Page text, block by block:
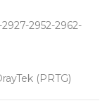
2952-2962-
(PRTG)